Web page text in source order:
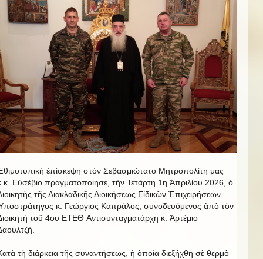
ἐπίσκεψη στὸν Σεβασμιώτατο Μητροπολίτη μας
Εὐσέβιο πραγματοποίησε, τήν Τετάρτη 1η Ἀπριλίου 2026, ὁ
τῆς Διακλαδικῆς Διοικήσεως Εἰδικῶν Ἐπιχειρήσεων
κ. Γεώργιος Καπράλος, συνοδευόμενος ἀπὸ τὸν
τοῦ 4ου ΕΤΕΘ Ἀντισυνταγματάρχη κ. Ἀρτέμιο
τὴ διάρκεια τῆς συναντήσεως, ἡ ὁποία διεξήχθη σὲ θερμὸ